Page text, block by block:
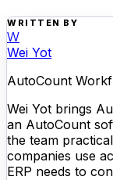
WRITTEN BY
W
Wei Yot
AutoCount
Wei Yot brings
an AutoCount
the team
companies use
ERP needs to